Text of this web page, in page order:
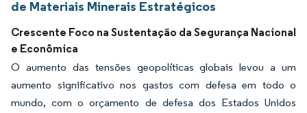
de Materiais Minerais Estratégicos
Crescente Foco na Sustentação da Segurança Nacional
e Econômica
O aumento das tensões geopolíticas globais levou a um
aumento significativo nos gastos com defesa em todo o
mundo, com o orçamento de defesa dos Estados Unidos